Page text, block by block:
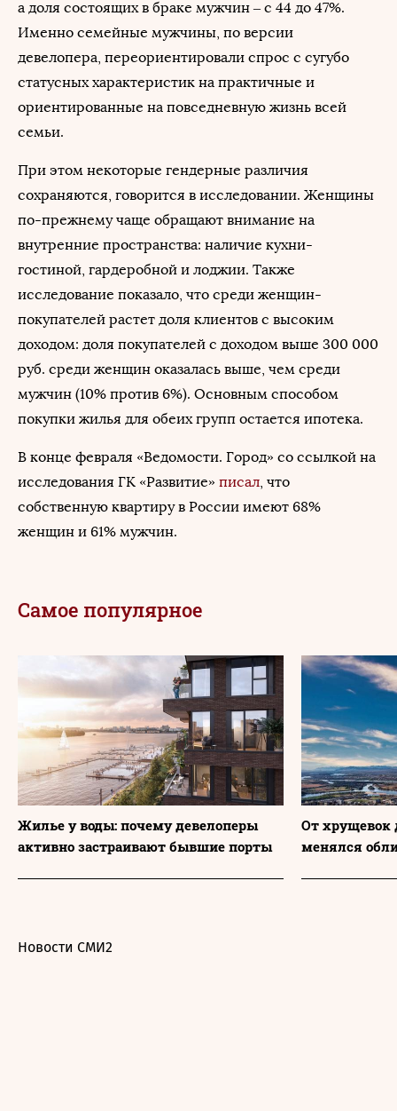
а доля состоящих в браке мужчин – с 44 до 47%.
Именно семейные мужчины, по версии
девелопера, переориентировали спрос с сугубо
статусных характеристик на практичные и
ориентированные на повседневную жизнь всей
семьи.
При этом некоторые гендерные различия
сохраняются, говорится в исследовании. Женщины
по-прежнему чаще обращают внимание на
внутренние пространства: наличие кухни-
гостиной, гардеробной и лоджии. Также
исследование показало, что среди женщин-
покупателей растет доля клиентов с высоким
доходом: доля покупателей с доходом выше 300 000
руб. среди женщин оказалась выше, чем среди
мужчин (10% против 6%). Основным способом
покупки жилья для обеих групп остается ипотека.
В конце февраля «Ведомости. Город» со ссылкой на
исследования ГК «Развитие» писал, что
собственную квартиру в России имеют 68%
женщин и 61% мужчин.
Самое популярное
Жилье у воды: почему девелоперы
активно застраивают бывшие порты
От хрущевок
менялся
Новости СМИ2